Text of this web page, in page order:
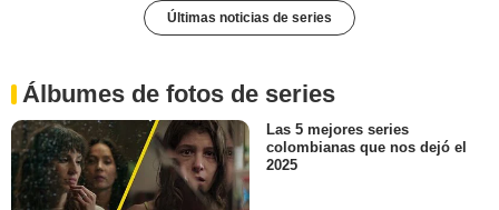
Últimas noticias de series
Álbumes de fotos de series
Las 5 mejores series
colombianas que nos dejó el
2025